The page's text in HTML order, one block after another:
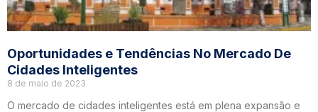
Oportunidades e Tendências No Mercado De
Cidades Inteligentes
8 de maio de 2023
O mercado de cidades inteligentes está em plena expansão e